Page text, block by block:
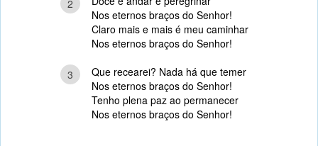
2
Nos eternos braços do Senhor!
Claro mais e mais é meu caminhar
Nos eternos braços do Senhor!
3
Que recearei? Nada há que temer
Nos eternos braços do Senhor!
Tenho plena paz ao permanecer
Nos eternos braços do Senhor!